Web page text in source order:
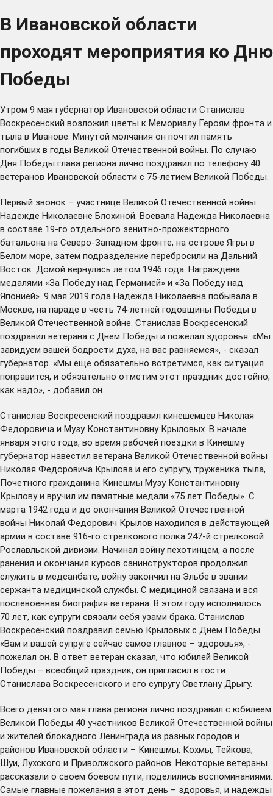
В Ивановской области
проходят мероприятия ко Дню
Победы
Утром 9 мая губернатор Ивановской области Станислав
Воскресенский возложил цветы к Мемориалу Героям фронта и
тыла в Иванове. Минутой молчания он почтил память
погибших в годы Великой Отечественной войны. По случаю
Дня Победы глава региона лично поздравил по телефону 40
ветеранов Ивановской области с 75-летием Великой Победы.
Первый звонок – участнице Великой Отечественной войны
Надежде Николаевне Блохиной. Воевала Надежда Николаевна
в составе 19-го отдельного зенитно-прожекторного
батальона на Северо-Западном фронте, на острове Ягры в
Белом море, затем подразделение перебросили на Дальний
Восток. Домой вернулась летом 1946 года. Награждена
медалями «За Победу над Германией» и «За Победу над
Японией». 9 мая 2019 года Надежда Николаевна побывала в
Москве, на параде в честь 74-летней годовщины Победы в
Великой Отечественной войне. Станислав Воскресенский
поздравил ветерана с Днем Победы и пожелал здоровья. «Мы
завидуем вашей бодрости духа, на вас равняемся», - сказал
губернатор. «Мы еще обязательно встретимся, как ситуация
поправится, и обязательно отметим этот праздник достойно,
как надо», - добавил он.
Станислав Воскресенский поздравил кинешемцев Николая
Федоровича и Музу Константиновну Крыловых. В начале
января этого года, во время рабочей поездки в Кинешму
губернатор навестил ветерана Великой Отечественной войны
Николая Федоровича Крылова и его супругу, труженика тыла,
Почетного гражданина Кинешмы Музу Константиновну
Крылову и вручил им памятные медали «75 лет Победы». С
марта 1942 года и до окончания Великой Отечественной
войны Николай Федорович Крылов находился в действующей
армии в составе 916-го стрелкового полка 247-й стрелковой
Рославльской дивизии. Начинал войну пехотинцем, а после
ранения и окончания курсов санинструкторов продолжил
служить в медсанбате, войну закончил на Эльбе в звании
сержанта медицинской службы. С медициной связана и вся
послевоенная биография ветерана. В этом году исполнилось
70 лет, как супруги связали себя узами брака. Станислав
Воскресенский поздравил семью Крыловых с Днем Победы.
«Вам и вашей супруге сейчас самое главное – здоровья», -
пожелал он. В ответ ветеран сказал, что юбилей Великой
Победы – всеобщий праздник, он пригласил в гости
Станислава Воскресенского и его супругу Светлану Дрыгу.
Всего девятого мая глава региона лично поздравил с юбилеем
Великой Победы 40 участников Великой Отечественной войны
и жителей блокадного Ленинграда из разных городов и
районов Ивановской области – Кинешмы, Кохмы, Тейкова,
Шуи, Лухского и Приволжского районов. Некоторые ветераны
рассказали о своем боевом пути, поделились воспоминаниями.
Самые главные пожелания в этот день – здоровья, и надежды